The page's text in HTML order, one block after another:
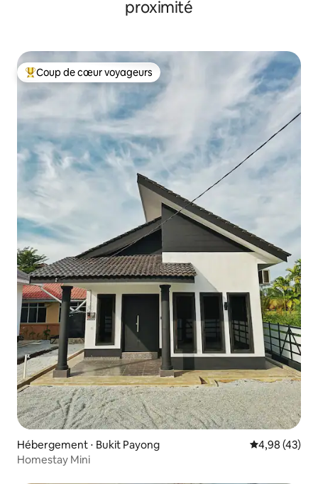
proximité
Coups de cœur voyageurs les plus appréciés
Coup de cœur voyageurs
Hébergement ⋅ Bukit Payong Évaluation
4,98 (43)
Homestay Mini